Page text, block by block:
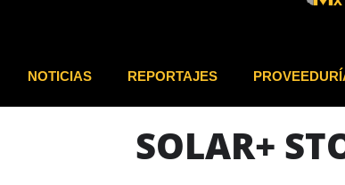
NOTICIAS REPORTAJES
SOLAR+